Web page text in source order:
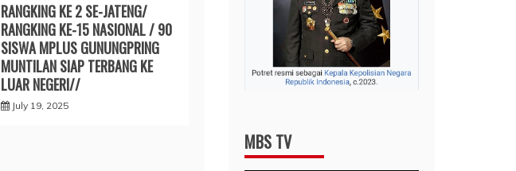
RANGKING KE 2 SE-JATENG/
RANGKING KE-15 NASIONAL / 90
SISWA MPLUS GUNUNGPRING
MUNTILAN SIAP TERBANG KE
LUAR NEGERI//
July 19, 2025
MBS TV